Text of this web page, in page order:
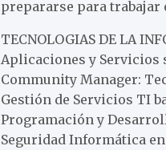
prepararse para trabajar
TECNOLOGIAS DE LA
Aplicaciones y
Community Manager:
Gestión de Servicios TI
Programación y
Seguridad Informática